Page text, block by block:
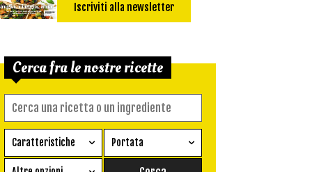
Iscriviti alla newsletter
Cerca fra le nostre ricette
Caratteristiche
Ricetta vegetariana
Portata
Antipasto